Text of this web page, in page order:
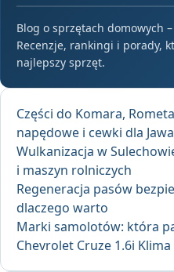
Blog o sprzętach domowych
Recenzje, rankingi i porady,
najlepszy sprzęt.
Części do Komara,
napędowe i cewki dla
Wulkanizacja w
i maszyn rolniczych
Regeneracja pasów
dlaczego warto
Marki samolotów: która
Chevrolet Cruze 1.6i